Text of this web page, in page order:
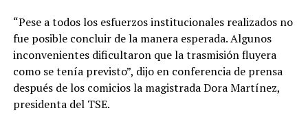
“Pese a todos los esfuerzos institucionales realizados no
fue posible concluir de la manera esperada. Algunos
inconvenientes dificultaron que la trasmisión fluyera
como se tenía previsto”, dijo en conferencia de prensa
después de los comicios la magistrada Dora Martínez,
presidenta del TSE.